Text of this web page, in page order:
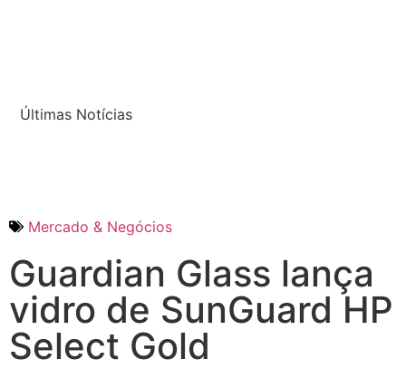
Últimas Notícias
Mercado & Negócios
Guardian Glass lança
vidro de SunGuard HP
Select Gold